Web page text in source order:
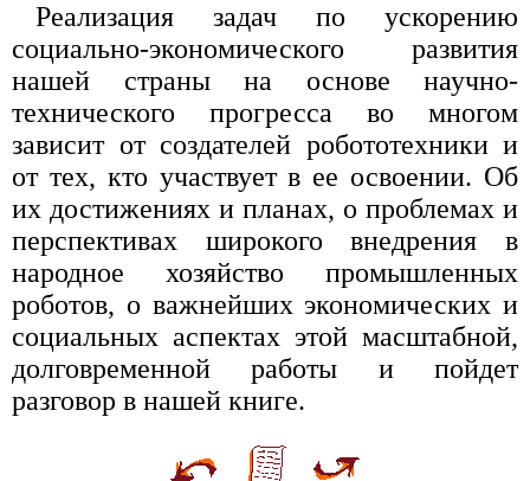
Реализация задач по ускорению
социально-экономического развития
нашей страны на основе научно-
технического прогресса во многом
зависит от создателей робототехники и
от тех, кто участвует в ее освоении. Об
их достижениях и планах, о проблемах и
перспективах широкого внедрения в
народное хозяйство промышленных
роботов, о важнейших экономических и
социальных аспектах этой масштабной,
долговременной работы и пойдет
разговор в нашей книге.